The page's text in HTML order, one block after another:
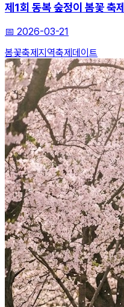
제1회 동복 숲정이 봄꽃 축제
📅 2026-03-21
봄꽃축제지역축제데이트